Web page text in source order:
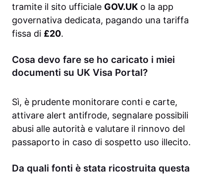
tramite il sito ufficiale GOV.UK o la app
governativa dedicata, pagando una tariffa
fissa di £20.
Cosa devo fare se ho caricato i miei
documenti su UK Visa Portal?
Sì, è prudente monitorare conti e carte,
attivare alert antifrode, segnalare possibili
abusi alle autorità e valutare il rinnovo del
passaporto in caso di sospetto uso illecito.
Da quali fonti è stata ricostruita questa